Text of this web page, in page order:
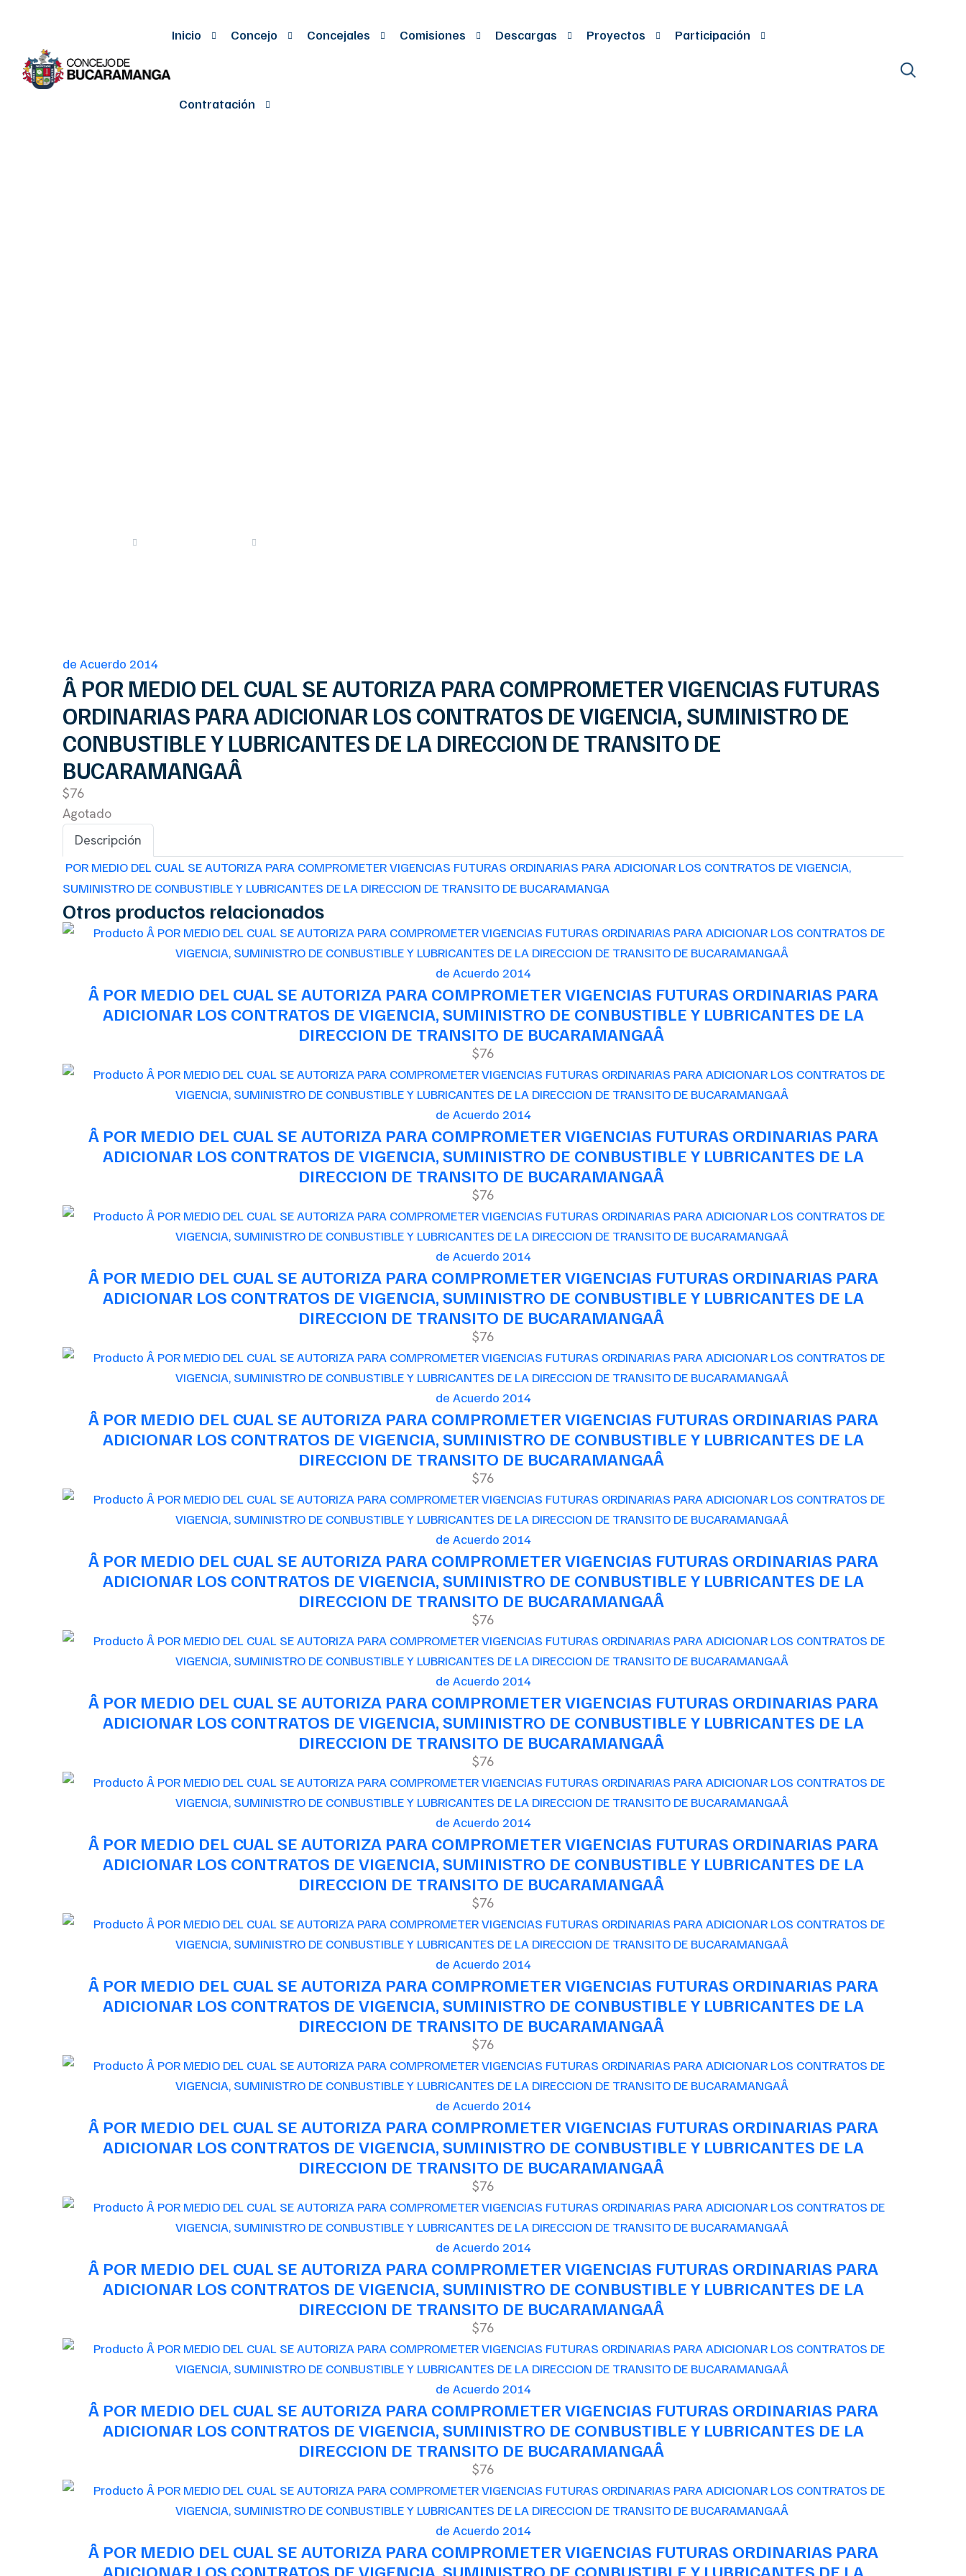
Inicio Concejo Concejales Comisiones Descargas Proyectos Participación
Contratación
de Acuerdo 2014
Â POR MEDIO DEL CUAL SE AUTORIZA PARA COMPROMETER VIGENCIAS FUTURAS
ORDINARIAS PARA ADICIONAR LOS CONTRATOS DE VIGENCIA, SUMINISTRO DE
CONBUSTIBLE Y LUBRICANTES DE LA DIRECCION DE TRANSITO DE
BUCARAMANGAÂ
$76
Agotado
Descripción
POR MEDIO DEL CUAL SE AUTORIZA PARA COMPROMETER VIGENCIAS FUTURAS ORDINARIAS PARA ADICIONAR LOS CONTRATOS DE VIGENCIA,
SUMINISTRO DE CONBUSTIBLE Y LUBRICANTES DE LA DIRECCION DE TRANSITO DE BUCARAMANGA
Otros productos relacionados
de Acuerdo 2014
Â POR MEDIO DEL CUAL SE AUTORIZA PARA COMPROMETER VIGENCIAS FUTURAS ORDINARIAS PARA
ADICIONAR LOS CONTRATOS DE VIGENCIA, SUMINISTRO DE CONBUSTIBLE Y LUBRICANTES DE LA
DIRECCION DE TRANSITO DE BUCARAMANGAÂ
$76
de Acuerdo 2014
Â POR MEDIO DEL CUAL SE AUTORIZA PARA COMPROMETER VIGENCIAS FUTURAS ORDINARIAS PARA
ADICIONAR LOS CONTRATOS DE VIGENCIA, SUMINISTRO DE CONBUSTIBLE Y LUBRICANTES DE LA
DIRECCION DE TRANSITO DE BUCARAMANGAÂ
$76
de Acuerdo 2014
Â POR MEDIO DEL CUAL SE AUTORIZA PARA COMPROMETER VIGENCIAS FUTURAS ORDINARIAS PARA
ADICIONAR LOS CONTRATOS DE VIGENCIA, SUMINISTRO DE CONBUSTIBLE Y LUBRICANTES DE LA
DIRECCION DE TRANSITO DE BUCARAMANGAÂ
$76
de Acuerdo 2014
Â POR MEDIO DEL CUAL SE AUTORIZA PARA COMPROMETER VIGENCIAS FUTURAS ORDINARIAS PARA
ADICIONAR LOS CONTRATOS DE VIGENCIA, SUMINISTRO DE CONBUSTIBLE Y LUBRICANTES DE LA
DIRECCION DE TRANSITO DE BUCARAMANGAÂ
$76
de Acuerdo 2014
Â POR MEDIO DEL CUAL SE AUTORIZA PARA COMPROMETER VIGENCIAS FUTURAS ORDINARIAS PARA
ADICIONAR LOS CONTRATOS DE VIGENCIA, SUMINISTRO DE CONBUSTIBLE Y LUBRICANTES DE LA
DIRECCION DE TRANSITO DE BUCARAMANGAÂ
$76
de Acuerdo 2014
Â POR MEDIO DEL CUAL SE AUTORIZA PARA COMPROMETER VIGENCIAS FUTURAS ORDINARIAS PARA
ADICIONAR LOS CONTRATOS DE VIGENCIA, SUMINISTRO DE CONBUSTIBLE Y LUBRICANTES DE LA
DIRECCION DE TRANSITO DE BUCARAMANGAÂ
$76
de Acuerdo 2014
Â POR MEDIO DEL CUAL SE AUTORIZA PARA COMPROMETER VIGENCIAS FUTURAS ORDINARIAS PARA
ADICIONAR LOS CONTRATOS DE VIGENCIA, SUMINISTRO DE CONBUSTIBLE Y LUBRICANTES DE LA
DIRECCION DE TRANSITO DE BUCARAMANGAÂ
$76
de Acuerdo 2014
Â POR MEDIO DEL CUAL SE AUTORIZA PARA COMPROMETER VIGENCIAS FUTURAS ORDINARIAS PARA
ADICIONAR LOS CONTRATOS DE VIGENCIA, SUMINISTRO DE CONBUSTIBLE Y LUBRICANTES DE LA
DIRECCION DE TRANSITO DE BUCARAMANGAÂ
$76
de Acuerdo 2014
Â POR MEDIO DEL CUAL SE AUTORIZA PARA COMPROMETER VIGENCIAS FUTURAS ORDINARIAS PARA
ADICIONAR LOS CONTRATOS DE VIGENCIA, SUMINISTRO DE CONBUSTIBLE Y LUBRICANTES DE LA
DIRECCION DE TRANSITO DE BUCARAMANGAÂ
$76
de Acuerdo 2014
Â POR MEDIO DEL CUAL SE AUTORIZA PARA COMPROMETER VIGENCIAS FUTURAS ORDINARIAS PARA
ADICIONAR LOS CONTRATOS DE VIGENCIA, SUMINISTRO DE CONBUSTIBLE Y LUBRICANTES DE LA
DIRECCION DE TRANSITO DE BUCARAMANGAÂ
$76
de Acuerdo 2014
Â POR MEDIO DEL CUAL SE AUTORIZA PARA COMPROMETER VIGENCIAS FUTURAS ORDINARIAS PARA
ADICIONAR LOS CONTRATOS DE VIGENCIA, SUMINISTRO DE CONBUSTIBLE Y LUBRICANTES DE LA
DIRECCION DE TRANSITO DE BUCARAMANGAÂ
$76
de Acuerdo 2014
Â POR MEDIO DEL CUAL SE AUTORIZA PARA COMPROMETER VIGENCIAS FUTURAS ORDINARIAS PARA
ADICIONAR LOS CONTRATOS DE VIGENCIA, SUMINISTRO DE CONBUSTIBLE Y LUBRICANTES DE LA